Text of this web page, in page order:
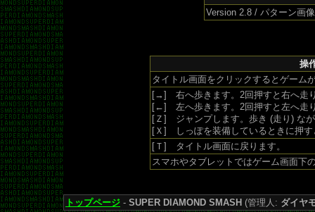
Version 2.8 / パターン画
操
タイトル画面をクリックするとゲーム
[→] 右へ歩きます。2回押すと右へ走
[←] 左へ歩きます。2回押すと左へ走
[Ｚ] ジャンプします。歩き (走り) な
[Ｘ] しっぽを装備しているときに押す
[Ｔ] タイトル画面に戻ります。
スマホやタブレットではゲーム画面下
トップページ - SUPER DIAMOND SMASH (管理人: ダイヤ